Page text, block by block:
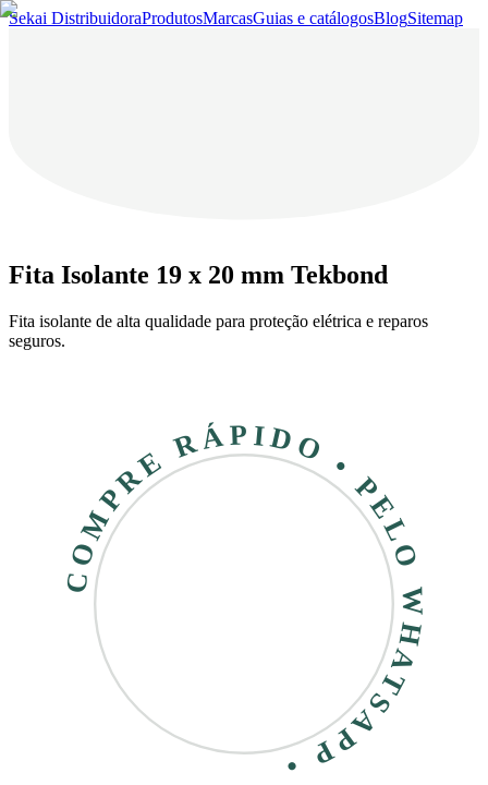
Sekai DistribuidoraProdutosMarcasGuias e catálogosBlogSitemap
Fita Isolante 19 x 20 mm Tekbond
Fita isolante de alta qualidade para proteção elétrica e reparos
seguros.
COMPRE RÁPIDO • PELO WHATSAPP •